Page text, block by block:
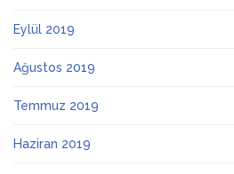
Eylül 2019
Ağustos 2019
Temmuz 2019
Haziran 2019